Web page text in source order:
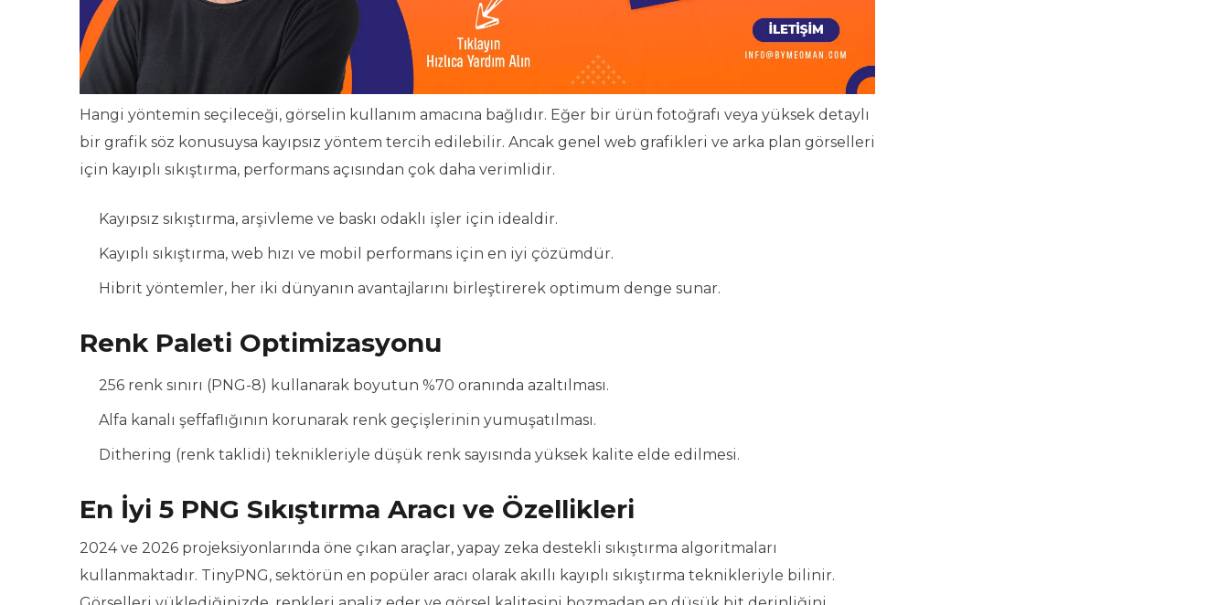
Hangi yöntemin seçileceği, görselin kullanım amacına bağlıdır. Eğer bir ürün fotoğrafı veya yüksek detaylı
bir grafik söz konusuysa kayıpsız yöntem tercih edilebilir. Ancak genel web grafikleri ve arka plan görselleri
için kayıplı sıkıştırma, performans açısından çok daha verimlidir.
Kayıpsız sıkıştırma, arşivleme ve baskı odaklı işler için idealdir.
Kayıplı sıkıştırma, web hızı ve mobil performans için en iyi çözümdür.
Hibrit yöntemler, her iki dünyanın avantajlarını birleştirerek optimum denge sunar.
Renk Paleti Optimizasyonu
256 renk sınırı (PNG-8) kullanarak boyutun %70 oranında azaltılması.
Alfa kanalı şeffaflığının korunarak renk geçişlerinin yumuşatılması.
Dithering (renk taklidi) teknikleriyle düşük renk sayısında yüksek kalite elde edilmesi.
En İyi 5 PNG Sıkıştırma Aracı ve Özellikleri
2024 ve 2026 projeksiyonlarında öne çıkan araçlar, yapay zeka destekli sıkıştırma algoritmaları
kullanmaktadır. TinyPNG, sektörün en popüler aracı olarak akıllı kayıplı sıkıştırma teknikleriyle bilinir.